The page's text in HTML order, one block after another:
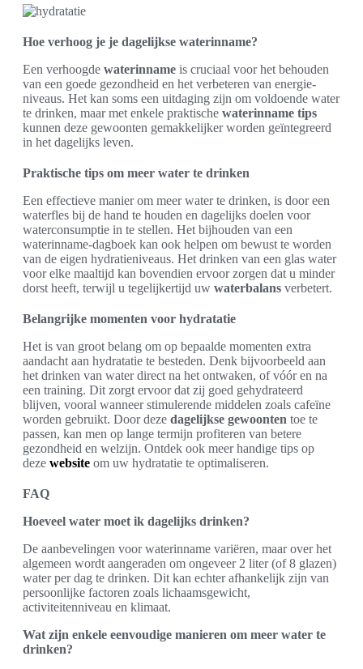
Hoe verhoog je je dagelijkse waterinname?
Een verhoogde waterinname is cruciaal voor het behouden
van een goede gezondheid en het verbeteren van energie-
niveaus. Het kan soms een uitdaging zijn om voldoende water
te drinken, maar met enkele praktische waterinname tips
kunnen deze gewoonten gemakkelijker worden geïntegreerd
in het dagelijks leven.
Praktische tips om meer water te drinken
Een effectieve manier om meer water te drinken, is door een
waterfles bij de hand te houden en dagelijks doelen voor
waterconsumptie in te stellen. Het bijhouden van een
waterinname-dagboek kan ook helpen om bewust te worden
van de eigen hydratieniveaus. Het drinken van een glas water
voor elke maaltijd kan bovendien ervoor zorgen dat u minder
dorst heeft, terwijl u tegelijkertijd uw waterbalans verbetert.
Belangrijke momenten voor hydratatie
Het is van groot belang om op bepaalde momenten extra
aandacht aan hydratatie te besteden. Denk bijvoorbeeld aan
het drinken van water direct na het ontwaken, of vóór en na
een training. Dit zorgt ervoor dat zij goed gehydrateerd
blijven, vooral wanneer stimulerende middelen zoals cafeïne
worden gebruikt. Door deze dagelijkse gewoonten toe te
passen, kan men op lange termijn profiteren van betere
gezondheid en welzijn. Ontdek ook meer handige tips op
deze website om uw hydratatie te optimaliseren.
FAQ
Hoeveel water moet ik dagelijks drinken?
De aanbevelingen voor waterinname variëren, maar over het
algemeen wordt aangeraden om ongeveer 2 liter (of 8 glazen)
water per dag te drinken. Dit kan echter afhankelijk zijn van
persoonlijke factoren zoals lichaamsgewicht,
activiteitenniveau en klimaat.
Wat zijn enkele eenvoudige manieren om meer water te
drinken?